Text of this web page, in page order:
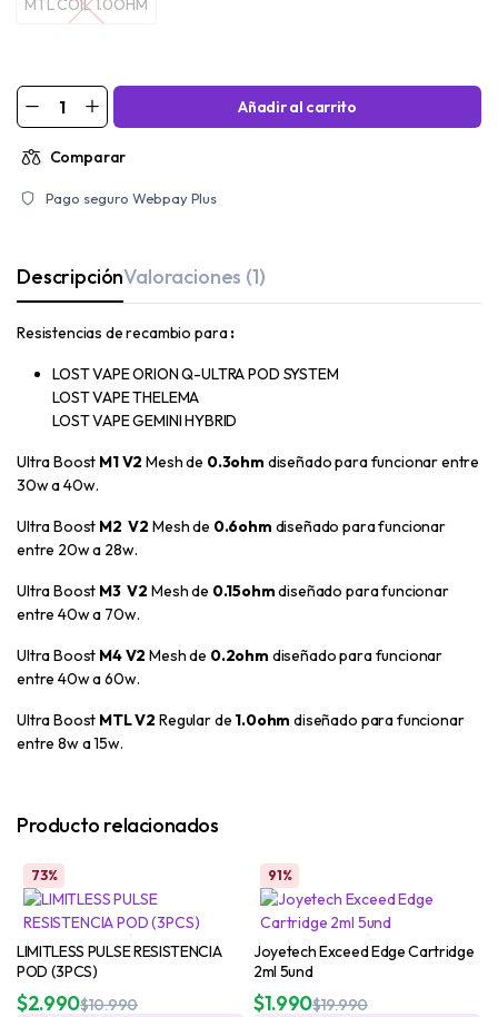
MTL COIL 1.0OHM
MTL COIL 1.0OHM
Añadir al carrito
Comparar
Pago seguro Webpay Plus
DescripciónValoraciones (1)
Resistencias de recambio para:
LOST VAPE ORION Q-ULTRA POD SYSTEM
LOST VAPE THELEMA
LOST VAPE GEMINI HYBRID
Ultra Boost M1 V2Mesh de 0.3ohm diseñado para funcionar entre
30w a 40w.
Ultra Boost M2 V2 Mesh de 0.6ohm diseñado para funcionar
entre 20w a 28w.
Ultra Boost M3 V2 Mesh de 0.15ohmdiseñado para funcionar
entre 40w a 70w.
Ultra Boost M4 V2Mesh de 0.2ohm diseñado para funcionar
entre 40w a 60w.
Ultra Boost MTL V2 Regular de 1.0ohmdiseñado para funcionar
entre 8w a 15w.
Producto relacionados
73%
LIMITLESS PULSE RESISTENCIA
POD (3PCS)
$10.990
$2.990
91%
Joyetech Exceed Edge Cartridge
2ml 5und
$19.990
$1.990